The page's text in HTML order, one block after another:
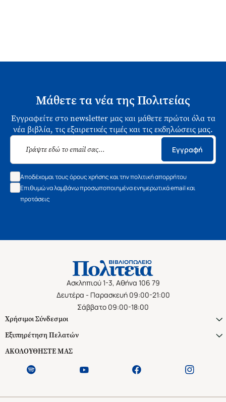
Μάθετε τα νέα της Πολιτείας
Εγγραφείτε στο newsletter μας και μάθετε πρώτοι όλα τα
νέα βιβλία, τις εξαιρετικές τιμές και τις εκδηλώσεις μας.
Εγγραφή
Αποδέχομαι τους όρους χρήσης και την πολιτική απορρήτου
Επιθυμώ να λαμβάνω προσωποποιημένα ενημερωτικά email και
προτάσεις
Ασκληπιού 1-3, Αθήνα 106 79
Δευτέρα - Παρασκευή 09:00-21:00
Σάββατο 09:00-18:00
Χρήσιμοι Σύνδεσμοι
Εξυπηρέτηση Πελατών
ΑΚΟΛΟΥΘΗΣΤΕ ΜΑΣ